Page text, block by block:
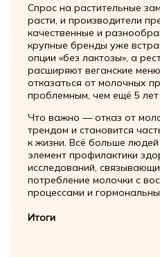
Спрос на растительные
расти, и производители
качественные и
крупные бренды уже
опции «без лактозы», а
расширяют веганские
отказаться от молочных
проблемным, чем ещё 5 лет
Что важно — отказ от
трендом и становится
к жизни. Всё больше
элемент профилактики
исследований,
потребление молочки с
процессами и
Итоги